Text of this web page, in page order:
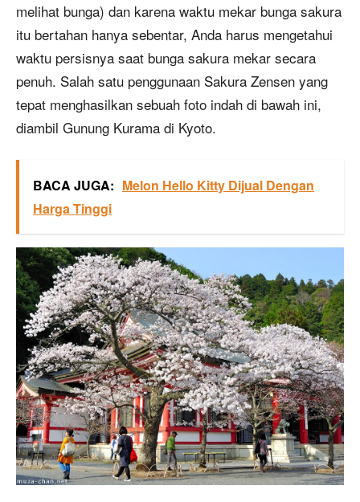
melihat bunga) dan karena waktu mekar bunga sakura
itu bertahan hanya sebentar, Anda harus mengetahui
waktu persisnya saat bunga sakura mekar secara
penuh. Salah satu penggunaan Sakura Zensen yang
tepat menghasilkan sebuah foto indah di bawah ini,
diambil Gunung Kurama di Kyoto.
BACA JUGA: Melon Hello Kitty Dijual Dengan
Harga Tinggi